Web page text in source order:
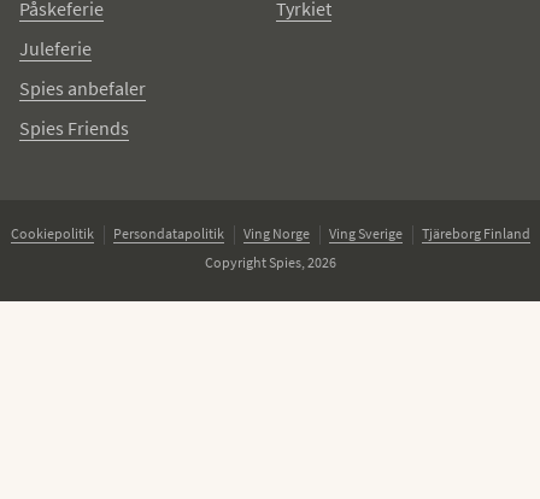
Påskeferie
Juleferie
Spies anbefaler
Spies Friends
Tyrkiet
Cookiepolitik Persondatapolitik Ving Norge Ving Sverige
Tjäreborg Finland
Copyright Spies, 2026